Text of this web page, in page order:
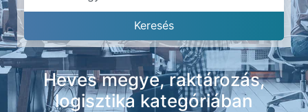
Heves megye, raktározás,
logisztika kategóriában